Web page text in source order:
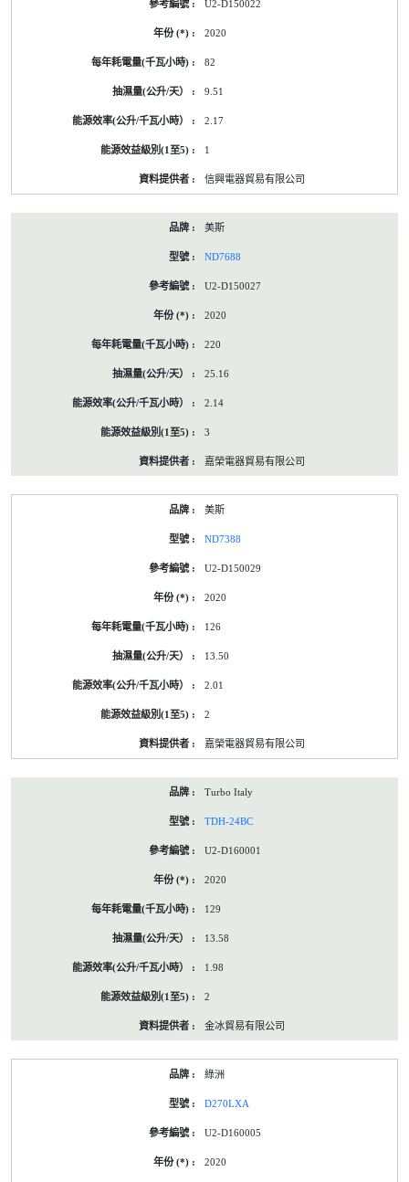
U2-D150022
2020
82
9.51
2.17
1
信興電器貿易有限公司
美斯
ND7688
U2-D150027
2020
220
25.16
2.14
3
嘉榮電器貿易有限公司
美斯
ND7388
U2-D150029
2020
126
13.50
2.01
2
嘉榮電器貿易有限公司
Turbo Italy
TDH-24BC
U2-D160001
2020
129
13.58
1.98
2
金冰貿易有限公司
綠洲
D270LXA
U2-D160005
2020